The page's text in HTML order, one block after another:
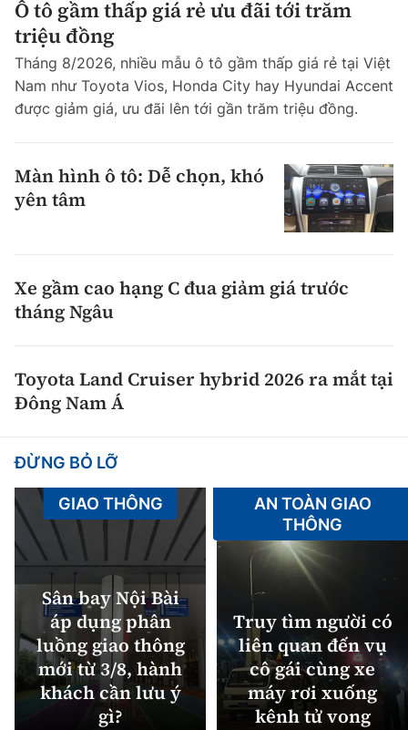
Ô tô gầm thấp giá rẻ ưu đãi tới trăm
triệu đồng
Tháng 8/2026, nhiều mẫu ô tô gầm thấp giá rẻ tại Việt
Nam như Toyota Vios, Honda City hay Hyundai Accent
được giảm giá, ưu đãi lên tới gần trăm triệu đồng.
Màn hình ô tô: Dễ chọn, khó
yên tâm
Xe gầm cao hạng C đua giảm giá trước
tháng Ngâu
Toyota Land Cruiser hybrid 2026 ra mắt tại
Đông Nam Á
ĐỪNG BỎ LỠ
Sân bay Nội Bài
áp dụng phân
luồng giao thông
mới từ 3/8, hành
khách cần lưu ý
gì?
GIAO THÔNG
Truy tìm người có
liên quan đến vụ
cô gái cùng xe
máy rơi xuống
kênh tử vong
AN TOÀN GIAO
THÔNG